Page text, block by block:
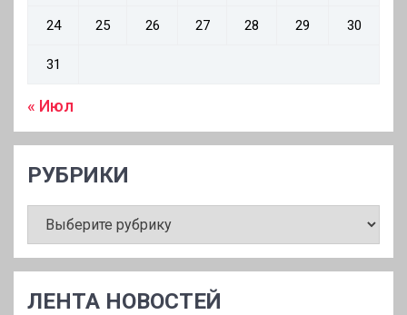
24 25 26 27 28 29 30
31
« Июл
РУБРИКИ
ЛЕНТА НОВОСТЕЙ